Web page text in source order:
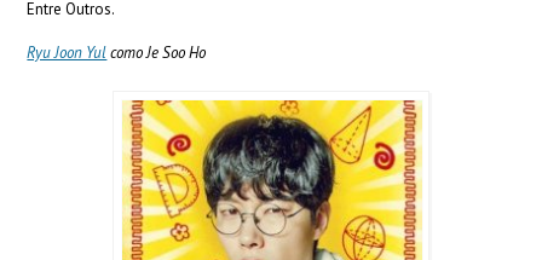
Entre Outros.
Ryu Joon Yulcomo Je Soo Ho